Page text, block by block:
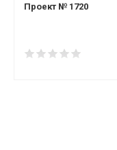
Проект № 1720